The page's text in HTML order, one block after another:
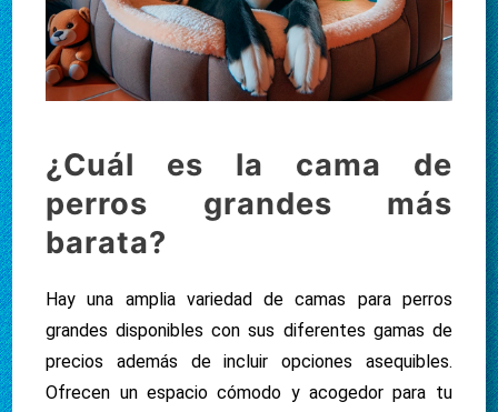
¿Cuál es la cama de
perros grandes más
barata?
Hay una amplia variedad de camas para perros
grandes disponibles con sus diferentes gamas de
precios además de incluir opciones asequibles.
Ofrecen un espacio cómodo y acogedor para tu